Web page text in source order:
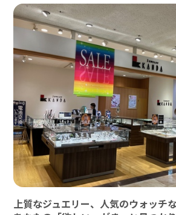
上質なジュエリー、人気のウォッチ